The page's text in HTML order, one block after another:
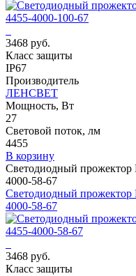
3468 руб.
Класс защиты
IP67
Производитель
ЛЕНСВЕТ
Мощность, Вт
27
Световой поток, лм
4455
В корзину
Светодиодный прожектор
4000-58-67
Светодиодный прожектор
4000-58-67
3468 руб.
Класс защиты